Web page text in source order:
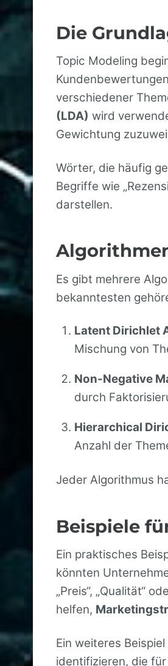
Die
Topic Modeling
verschiedener
(LDA) wird
Gewichtung
Wörter, die häufig
Begriffe wie
darstellen.
Es gibt mehrere
bekanntesten
Latent Dirichlet
Mischung von
Non-Negative
durch
Hierarchical
Anzahl der
Jeder Algorithmus
Beispiele
Ein praktisches
könnten
„Preis“, „Qualität“
helfen,
Ein weiteres
identifizieren, die